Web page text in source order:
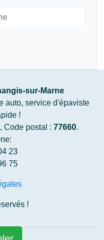
sur-Marne
auto, service d'épaviste
!
, Code postal : 77660.
23
75
!